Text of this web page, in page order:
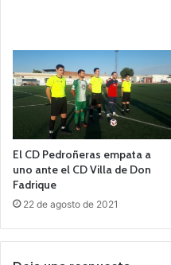
El CD Pedroñeras empata a
uno ante el CD Villa de Don
Fadrique
22 de agosto de 2021